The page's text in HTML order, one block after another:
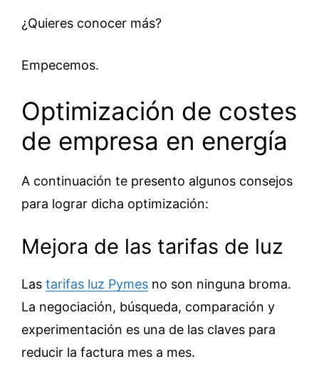
¿Quieres conocer más?
Empecemos.
Optimización de costes
de empresa en energía
A continuación te presento algunos consejos
para lograr dicha optimización:
Mejora de las tarifas de luz
Las tarifas luz Pymes no son ninguna broma.
La negociación, búsqueda, comparación y
experimentación es una de las claves para
reducir la factura mes a mes.